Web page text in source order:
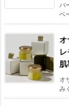
バ
ベ
オ
み